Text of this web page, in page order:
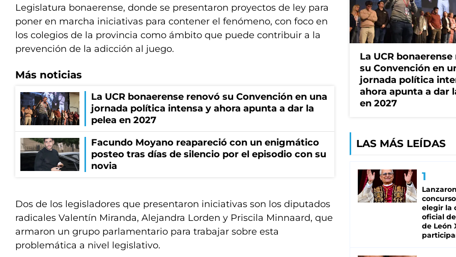
Legislatura bonaerense, donde se presentaron proyectos de ley para
poner en marcha iniciativas para contener el fenómeno, con foco en
los colegios de la provincia como ámbito que puede contribuir a la
prevención de la adicción al juego.
Más noticias
La UCR bonaerense renovó su Convención en una
jornada política intensa y ahora apunta a dar la
pelea en 2027
Facundo Moyano reapareció con un enigmático
posteo tras días de silencio por el episodio con su
novia
Dos de los legisladores que presentaron iniciativas son los diputados
radicales Valentín Miranda, Alejandra Lorden y Priscila Minnaard, que
armaron un grupo parlamentario para trabajar sobre esta
problemática a nivel legislativo.
La UCR
su Convención en
jornada política
ahora apunta a dar
en 2027
LAS MÁS LEÍDAS
elegir la
oficial
de León